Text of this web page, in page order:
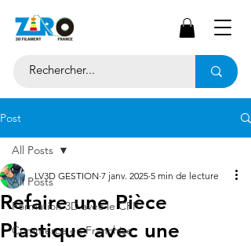
Post
All Posts
Formation 3D avec le CPF
Commerce en Franchise
All Posts
Refaire une Pièce
Plastique avec une
LV3D GESTION 7 janv. 2025 5 min de lecture